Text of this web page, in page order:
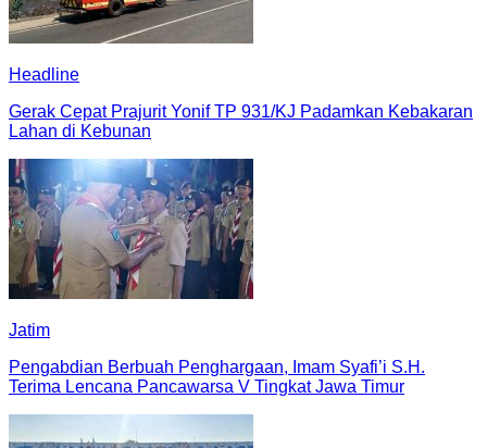
Headline
Gerak Cepat Prajurit Yonif TP 931/KJ Padamkan Kebakaran
Lahan di Kebunan
Jatim
Pengabdian Berbuah Penghargaan, Imam Syafi’i S.H.
Terima Lencana Pancawarsa V Tingkat Jawa Timur